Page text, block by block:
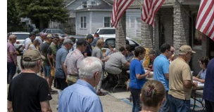
#Tổng thống Brazil #Dilma Rousseff
#World Cup 2014
Brazil Pháp